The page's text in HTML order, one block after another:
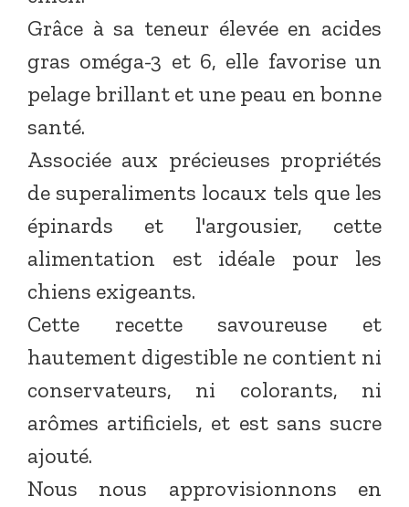
Grâce à sa teneur élevée en acides
gras oméga-3 et 6, elle favorise un
pelage brillant et une peau en bonne
santé.
Associée aux précieuses propriétés
de superaliments locaux tels que les
épinards et l'argousier, cette
alimentation est idéale pour les
chiens exigeants.
Cette recette savoureuse et
hautement digestible ne contient ni
conservateurs, ni colorants, ni
arômes artificiels, et est sans sucre
ajouté.
Nous nous approvisionnons en